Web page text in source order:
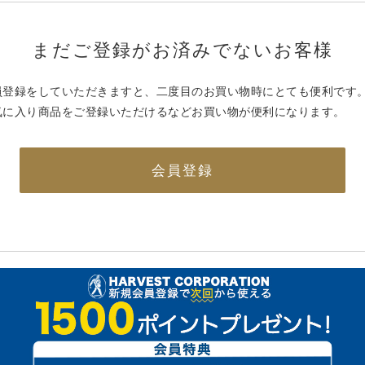
まだご登録がお済みでないお客様
登録をしていただきますと、二度目のお買い物時にとても便利です
入り商品をご登録いただけるなどお買い物が便利になります。
会員登録